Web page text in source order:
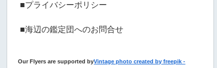
■プライバシーポリシー
■海辺の鑑定団へのお問合せ
Our Flyers are supported byVintage photo created by freepik -